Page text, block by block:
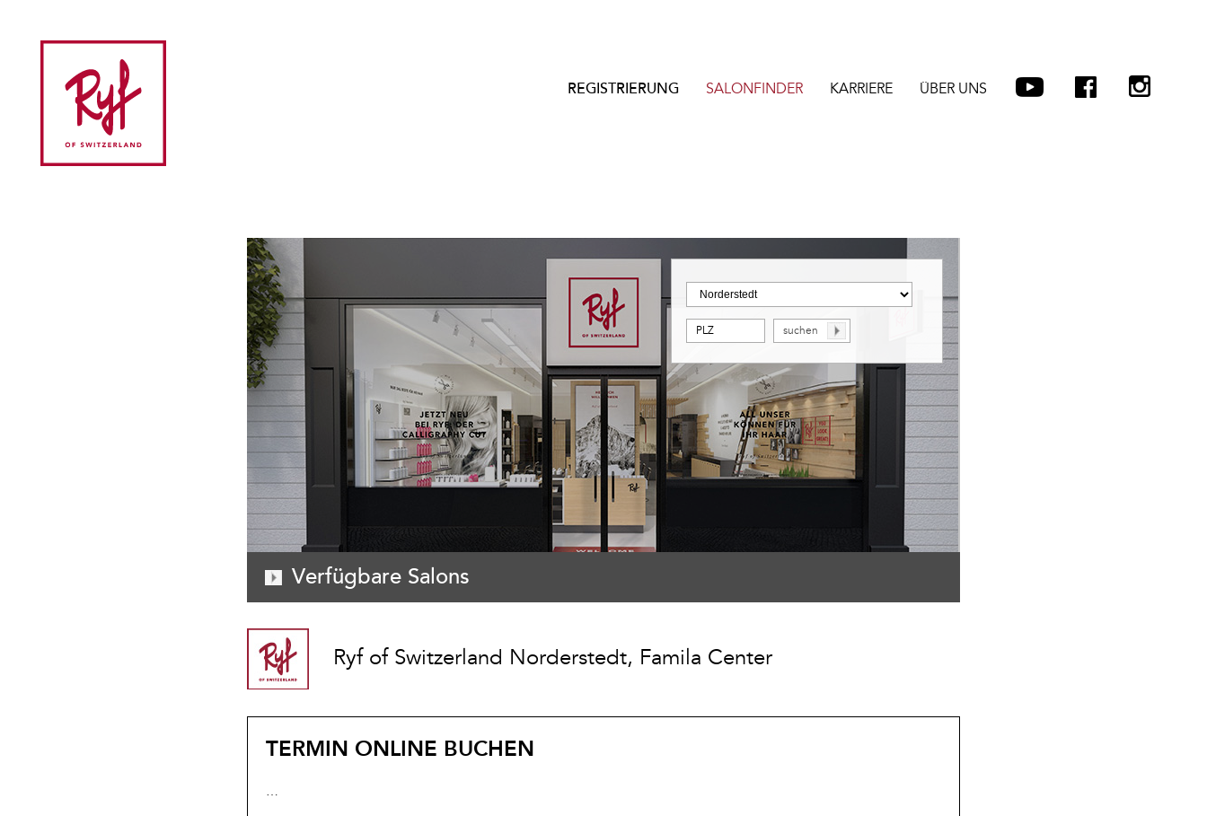
REGISTRIERUNG SALONFINDER KARRIERE ÜBER UNS
Verfügbare Salons
Ryf of Switzerland Norderstedt, Famila Center
TERMIN ONLINE BUCHEN
…